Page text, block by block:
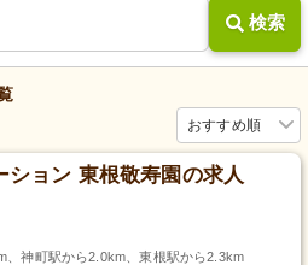
検索
おすすめ順
ション 東根敬寿園の求人
、神町駅から2.0km、東根駅から2.3km